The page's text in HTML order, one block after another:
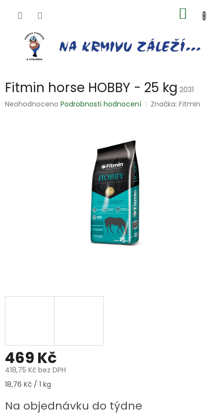
KOŠÍK
Fitmin horse HOBBY - 25 kg 2031
Průměrné
Neohodnoceno Podrobnosti hodnocení Značka:Fitmin
469 Kč
418,75 Kč bez DPH
Měrná
18,76 Kč / 1 kg
Na objednávku do týdne